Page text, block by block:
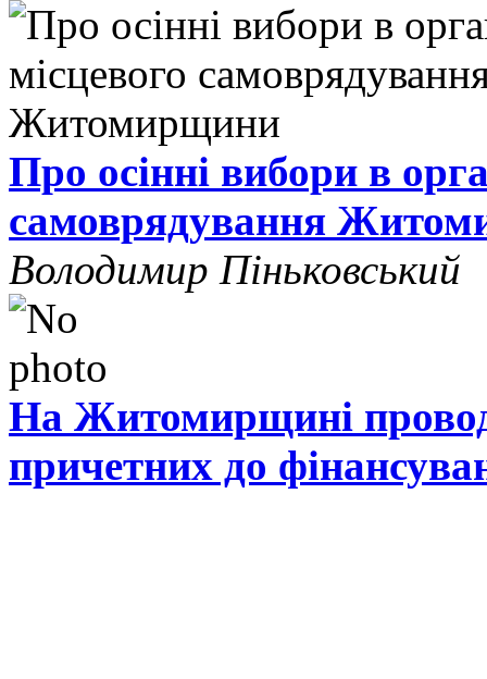
Про осінні вибори в
самоврядування
Володимир Піньковський
На Житомирщині
причетних до